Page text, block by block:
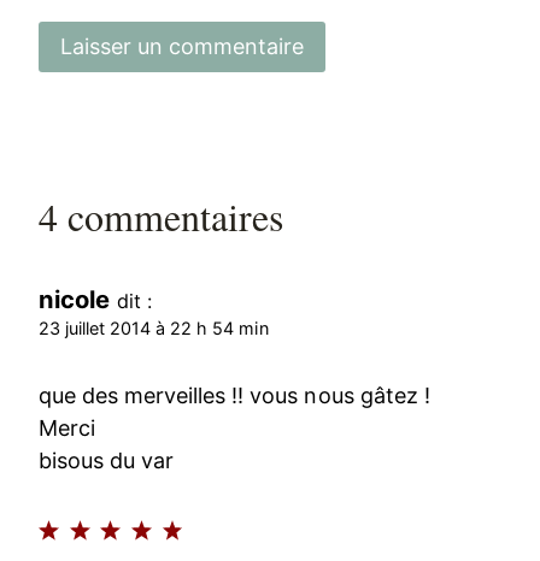
4 commentaires
nicole dit :
23 juillet 2014 à 22 h 54 min
que des merveilles !! vous nous gâtez !
Merci
bisous du var